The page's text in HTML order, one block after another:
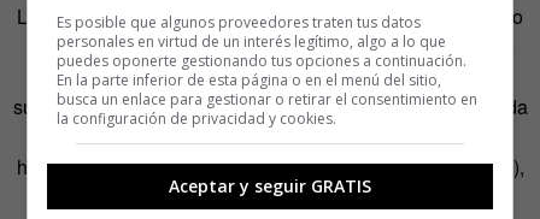
Los que no lo hicieron, en muchos casos, fue por algún tipo
de ‘concesión por simpatía’, como los ucranianos del año
pasado -que tenían fragmentos en tártaro de Crimea, que
suena mucho a troleo a Rusia por la invasión-, o la ya citada
Dana International. Las únicas excepciones desde 1980
han sido los nórdicos (Noruega en 1995 y Suecia en 1991),
los Italianos (en 1990) y los serbios (en 2007).
Es posible que algunos proveedores traten tus datos
personales en virtud de un interés legítimo, algo a lo que
puedes oponerte gestionando tus opciones a continuación.
En la parte inferior de esta página o en el menú del sitio,
busca un enlace para gestionar o retirar el consentimiento en
la configuración de privacidad y cookies.
Aceptar y seguir GRATIS